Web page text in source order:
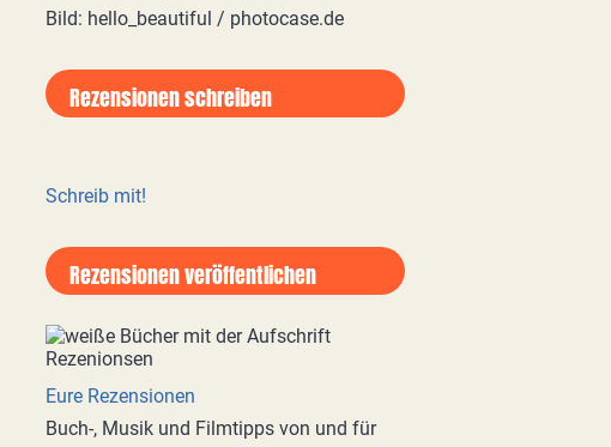
Bild: hello_beautiful / photocase.de
Rezensionen schreiben
Schreib mit!
Rezensionen veröffentlichen
Eure Rezensionen
Buch-, Musik und Filmtipps von und für